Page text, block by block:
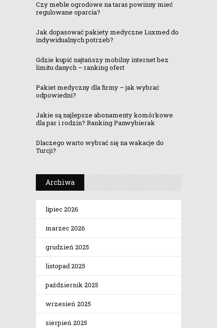
Czy meble ogrodowe na taras powinny mieć
regulowane oparcia?
Jak dopasować pakiety medyczne Luxmed do
indywidualnych potrzeb?
Gdzie kupić najtańszy mobilny internet bez
limitu danych – ranking ofert
Pakiet medyczny dla firmy – jak wybrać
odpowiedni?
Jakie są najlepsze abonamenty komórkowe
dla par i rodzin? Ranking Panwybierak
Dlaczego warto wybrać się na wakacje do
Turcji?
Archiwa
lipiec 2026
marzec 2026
grudzień 2025
listopad 2025
październik 2025
wrzesień 2025
sierpień 2025